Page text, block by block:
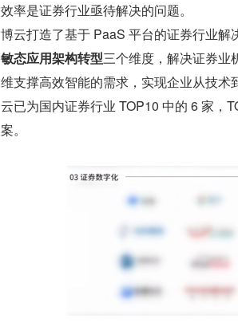
效率是证券行业亟待解决的问题。
博云打造了基于 PaaS 平台的证券行业解
敏态应用架构转型三个维度，解决证券业
维支撑高效智能的需求，实现企业从技
云已为国内证券行业 TOP10 中的 6 家，
案。